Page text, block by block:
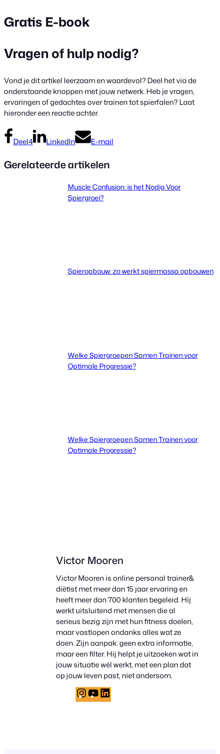
Gratis E-book
Vragen of hulp nodig?
Vond je dit artikel leerzaam en waardevol? Deel het via de
onderstaande knoppen met jouw netwerk. Heb je vragen,
ervaringen of gedachtes over trainen tot spierfalen? Laat
hieronder een reactie achter.
Deel4 LinkedIn E-mail
Gerelateerde artikelen
Muscle Confusion: is het Nodig Voor
Spiergroei?
Spieropbouw: zo werkt spiermassa opbouwen
Welke Spiergroepen Samen Trainen voor
Optimale Progressie?
Welke Spiergroepen Samen Trainen voor
Optimale Progressie?
Victor Mooren
Victor Mooren is online personal trainer&
diëtist met meer dan 15 jaar ervaring en
heeft meer dan 700 klanten begeleid. Hij
werkt uitsluitend met mensen die al
serieus bezig zijn met hun fitness doelen,
maar vastlopen ondanks alles wat ze
doen. Zijn aanpak: geen extra informatie,
maar een filter. Hij helpt je uitzoeken wat in
jouw situatie wél werkt, met een plan dat
op jouw leven past, niet andersom.
Instagram
YouTube